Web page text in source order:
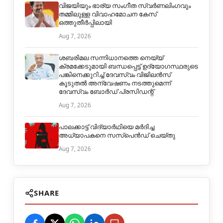
വിജയിയും ഭാര്യ സംഗീത സ്വര്‍ണലിംഗവും
തമ്മിലുള്ള വിവാഹമോചന കേസ്
ഒത്തുതീര്‍പ്പിലായി
Aug 7, 2026
ശബരിമല സന്നിധാനത്തെ നെയ്യ്
ക്രമക്കേടുമായി ബന്ധപ്പെട്ട് ഉദ്യോഗസ്ഥരുടെ
പങ്കിനെക്കുറിച്ച് ദേവസ്വം വിജിലൻസ്
കൂടുതൽ അന്വേഷണം നടത്തുമെന്ന്
ദേവസ്വം ബോർഡ് പ്രസിഡന്റ്
Aug 7, 2026
പാലക്കാട്ട് വിദ്യാർഥിയെ മർദിച്ച
അധ്യാപകനെ സസ്പെൻഡ് ചെയ്തു
Aug 7, 2026
SHARE